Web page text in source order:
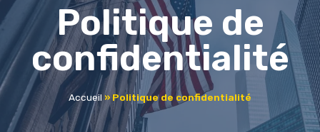
Politique de
confidentialité
Accueil »Politique de confidentialité